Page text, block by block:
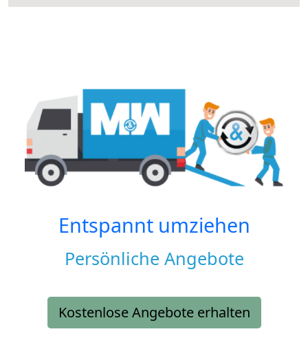
Entspannt umziehen
Persönliche Angebote
Kostenlose Angebote erhalten